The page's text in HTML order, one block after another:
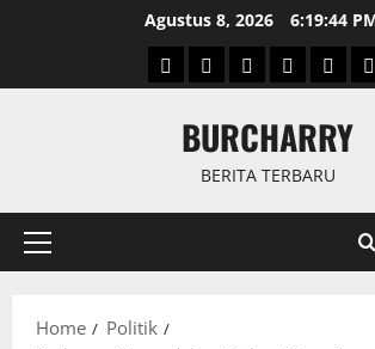
Agustus 8, 2026 6:19:45
BerandaNewsPolitikKeriminal
BURCHARRY
BERITA TERBARU
Primary
Home
Politik